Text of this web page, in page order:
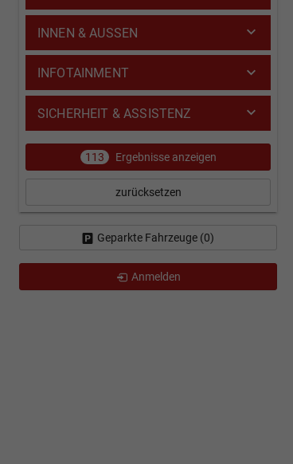
INNEN & AUSSEN
INFOTAINMENT
SICHERHEIT & ASSISTENZ
113 Ergebnisse anzeigen
zurücksetzen
Geparkte Fahrzeuge (0)
Anmelden